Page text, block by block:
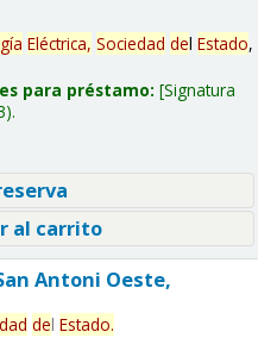
Eléctrica, Sociedad del Estado,
para préstamo: Signatura
al carrito
Antoni Oeste,
del Estado.